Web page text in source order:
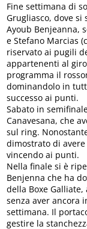
Fine settimana di
Grugliasco, dove
Ayoub Benjeanna,
e Stefano Marcias
riservato ai pugili
appartenenti al
programma il
dominandolo in
successo ai punti.
Sabato in
Canavesana, che
sul ring.
dimostrato di
vincendo ai punti.
Nella finale si è
Benjenna che ha
della Boxe
senza aver ancora
settimana. Il
gestire la